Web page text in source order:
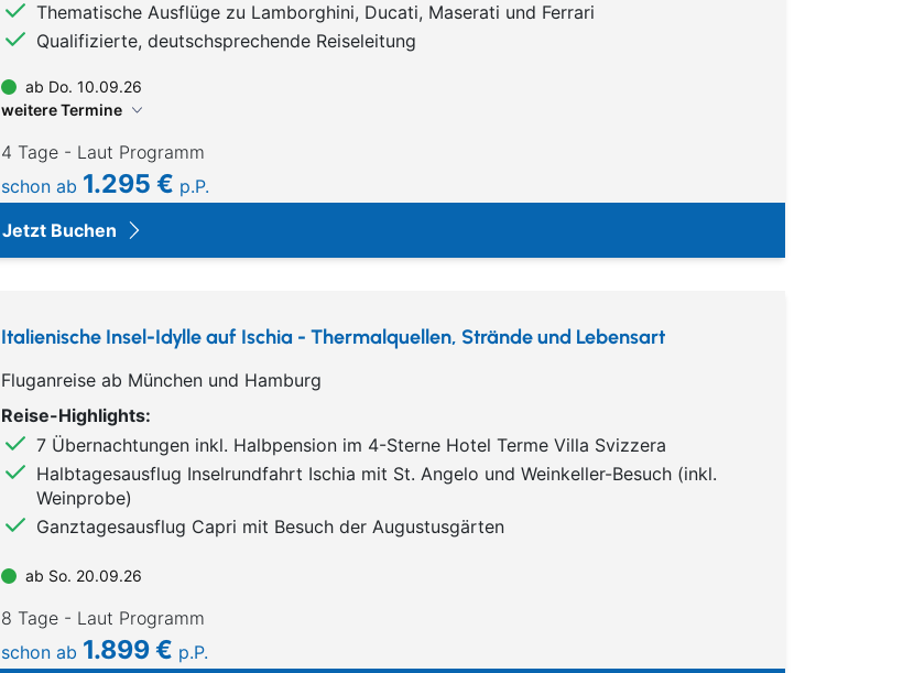
Thematische Ausflüge zu Lamborghini, Ducati, Maserati und Ferrari
Qualifizierte, deutschsprechende Reiseleitung
ab Do. 10.09.26
weitere Termine
4 Tage - Laut Programm
schon ab 1.295 € p.P.
Jetzt Buchen
Italienische Insel-Idylle auf Ischia - Thermalquellen, Strände und Lebensart
Fluganreise ab München und Hamburg
Reise-Highlights:
7 Übernachtungen inkl. Halbpension im 4-Sterne Hotel Terme Villa Svizzera
Halbtagesausflug Inselrundfahrt Ischia mit St. Angelo und Weinkeller-Besuch (inkl.
Weinprobe)
Ganztagesausflug Capri mit Besuch der Augustusgärten
ab So. 20.09.26
8 Tage - Laut Programm
schon ab 1.899 € p.P.